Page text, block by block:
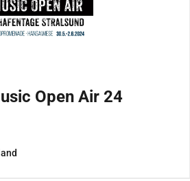
Open Air 24